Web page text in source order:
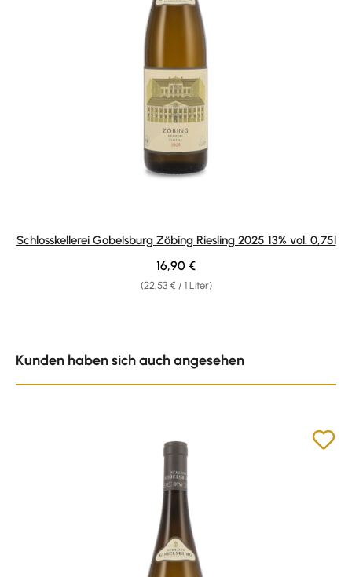
Schlosskellerei Gobelsburg Zöbing Riesling 2025 13% vol. 0,75l
(22,53 € / 1 Liter)
Regulärer Preis:
16,90 €
Kunden haben sich auch angesehen